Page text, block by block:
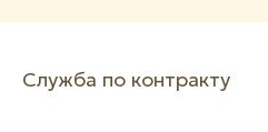
Служба по контракту